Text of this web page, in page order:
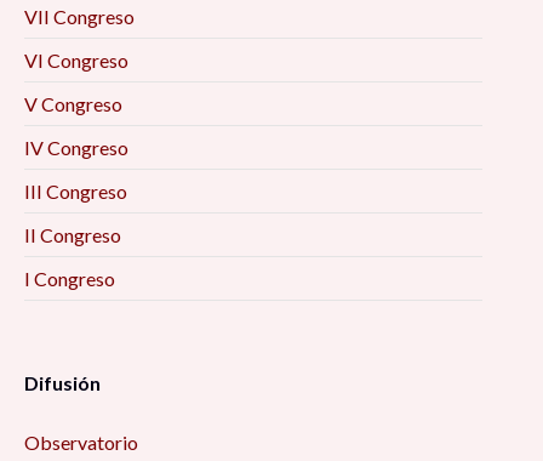
VII Congreso
VI Congreso
V Congreso
IV Congreso
III Congreso
II Congreso
I Congreso
Difusión
Observatorio